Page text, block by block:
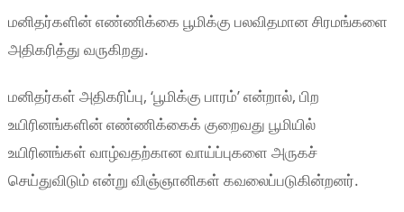
மனிதர்களின் எண்ணிக்கை பூமிக்கு பலவிதமான சிரமங்களை
அதிகரித்து வருகிறது.
மனிதர்கள் அதிகரிப்பு, ‘பூமிக்கு பாரம்’ என்றால், பிற
உயிரினங்களின் எண்ணிக்கைக் குறைவது பூமியில்
உயிரினங்கள் வாழ்வதற்கான வாய்ப்புகளை அருகச்
செய்துவிடும் என்று விஞ்ஞானிகள் கவலைப்படுகின்றனர்.